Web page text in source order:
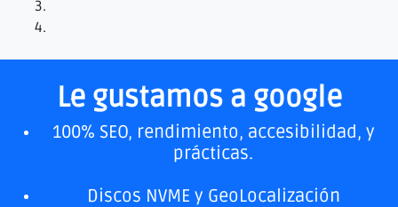
Le gustamos a google
100% SEO, rendimiento, accesibilidad, y
prácticas.
Discos NVME y GeoLocalización